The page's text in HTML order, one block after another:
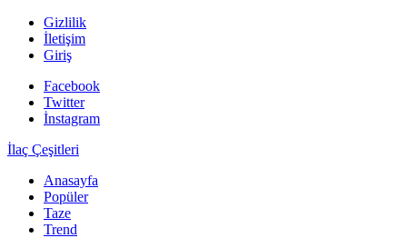
Gizlilik
İletişim
Giriş
Facebook
Twitter
İnstagram
İlaç Çeşitleri
Anasayfa
Popüler
Taze
Trend